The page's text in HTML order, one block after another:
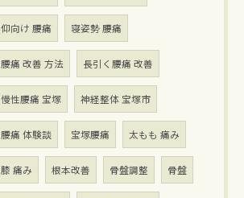
仰向け 腰痛 寝姿勢 腰痛
腰痛 改善 方法 長引く腰痛 改善
慢性腰痛 宝塚 神経整体 宝塚市
腰痛 体験談 宝塚腰痛 太もも 痛み
膝 痛み 根本改善 骨盤調整 骨盤